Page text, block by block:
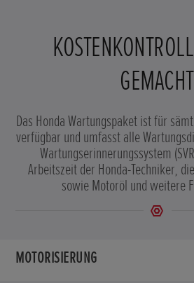
GEMACHT
Das Honda Wartungspaket ist für
verfügbar und umfasst alle
Wartungserinnerungssystem
Arbeitszeit der Honda-Techniker,
sowie Motoröl und weitere
MOTORISIERUNG